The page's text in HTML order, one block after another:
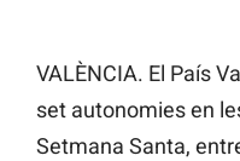
VALÈNCIA. El País
set autonomies en
Setmana Santa,